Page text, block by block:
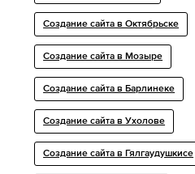
Создание сайта в Октябрьске
Создание сайта в Мозыре
Создание сайта в Барлинеке
Создание сайта в Ухолове
Создание сайта в Гялгаудушкисе